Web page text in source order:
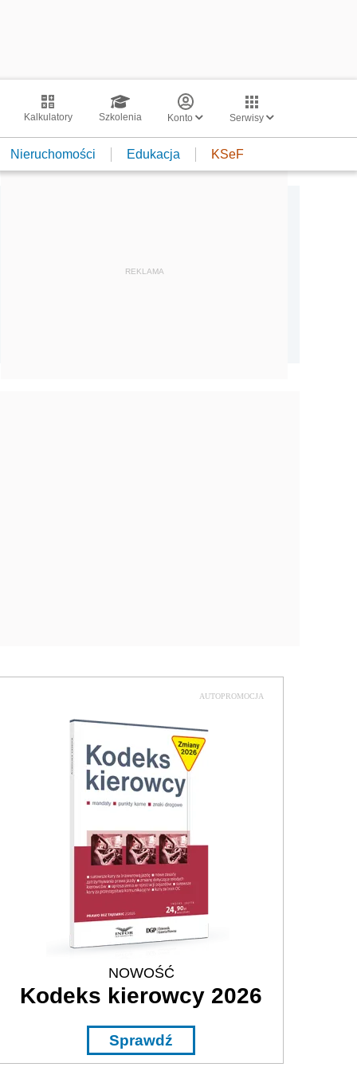
Kalkulatory Szkolenia Konto Serwisy
Nieruchomości Edukacja KSeF
REKLAMA
AUTOPROMOCJA
NOWOŚĆ
Kodeks kierowcy 2026
Sprawdź